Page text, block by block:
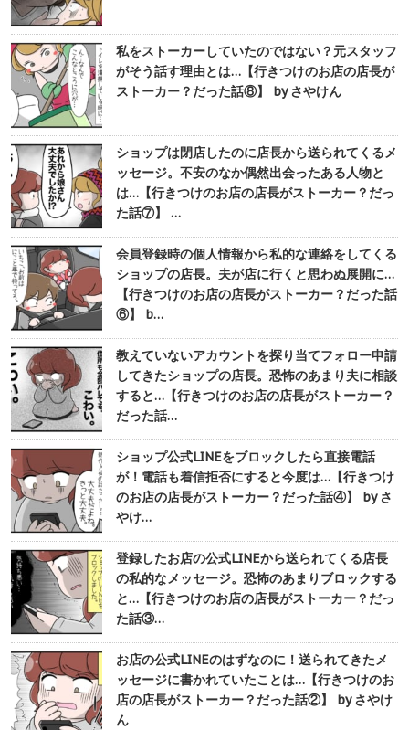
私をストーカーしていたのではない？元スタッフ
がそう話す理由とは…【行きつけのお店の店長が
ストーカー？だった話⑧】 by さやけん
ショップは閉店したのに店長から送られてくるメ
ッセージ。不安のなか偶然出会ったある人物と
は…【行きつけのお店の店長がストーカー？だっ
た話⑦】 …
会員登録時の個人情報から私的な連絡をしてくる
ショップの店長。夫が店に行くと思わぬ展開に…
【行きつけのお店の店長がストーカー？だった話
⑥】 b…
教えていないアカウントを探り当てフォロー申請
してきたショップの店長。恐怖のあまり夫に相談
すると…【行きつけのお店の店長がストーカー？
だった話…
ショップ公式LINEをブロックしたら直接電話
が！電話も着信拒否にすると今度は…【行きつけ
のお店の店長がストーカー？だった話④】 by さ
やけ…
登録したお店の公式LINEから送られてくる店長
の私的なメッセージ。恐怖のあまりブロックする
と…【行きつけのお店の店長がストーカー？だっ
た話③…
お店の公式LINEのはずなのに！送られてきたメ
ッセージに書かれていたことは…【行きつけのお
店の店長がストーカー？だった話②】 by さやけ
ん